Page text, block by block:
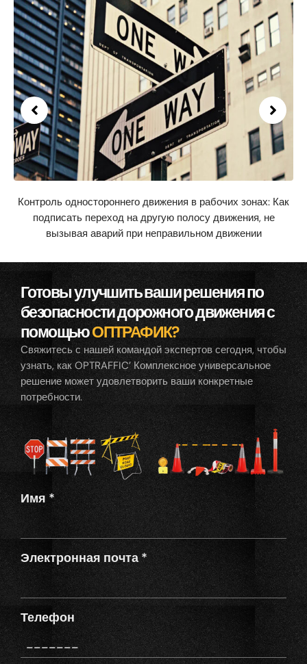
Контроль одностороннего движения в рабочих зонах: Как
подписать переход на другую полосу движения, не
вызывая аварий при неправильном движении
Готовы улучшить ваши решения по
безопасности дорожного движения с
помощьюОПТРАФИК?
Свяжитесь с нашей командой экспертов сегодня, чтобы
узнать, как OPTRAFFIC’ Комплексное универсальное
решение может удовлетворить ваши конкретные
потребности.
Имя *
Электронная почта*
Телефон